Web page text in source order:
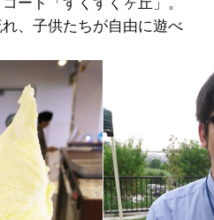
、子供たちが自由に遊べ